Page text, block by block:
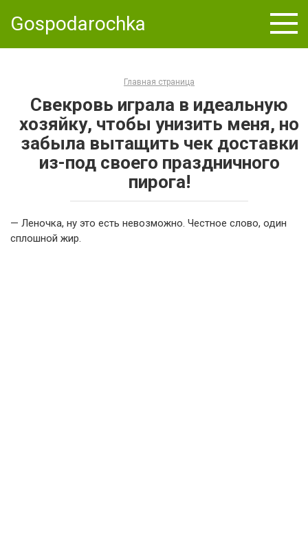
Gospodarochka
Главная страница
Свекровь играла в идеальную
хозяйку, чтобы унизить меня, но
забыла вытащить чек доставки
из-под своего праздничного
пирога!
— Леночка, ну это есть невозможно. Честное слово, один
сплошной жир.